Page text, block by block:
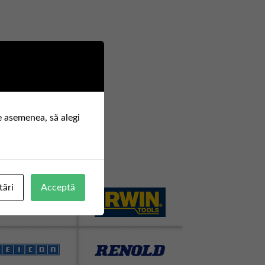
să alegi
Acceptă